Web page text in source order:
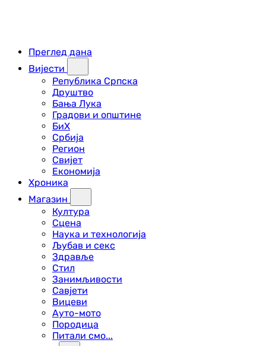
Преглед дана
Вијести
Република Српска
Друштво
Бања Лука
Градови и општине
БиХ
Србија
Регион
Свијет
Економија
Хроника
Магазин
Култура
Сцена
Наука и технологија
Љубав и секс
Здравље
Стил
Занимљивости
Савјети
Вицеви
Ауто-мото
Породица
Питали смо...